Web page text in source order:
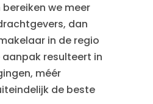
we meer
dan
in de regio
aanpak resulteert in
méér
de beste